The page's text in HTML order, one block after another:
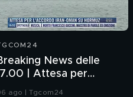
News delle
| Attesa per
l'accordo Iran-Oman su
ago | Tgcom24